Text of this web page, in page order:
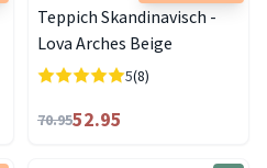
Teppich Skandinavisch -
Lova Arches Beige
5(8)
70.9552.95